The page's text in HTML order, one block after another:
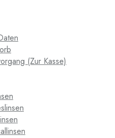
(Zur Kasse)